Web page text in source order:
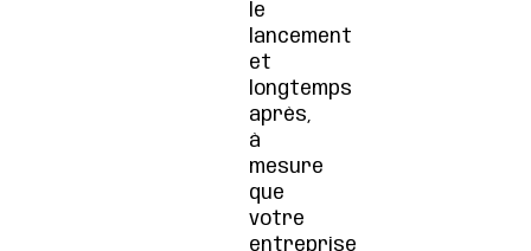
le
lancement
et
longtemps
après,
à
mesure
que
votre
entreprise